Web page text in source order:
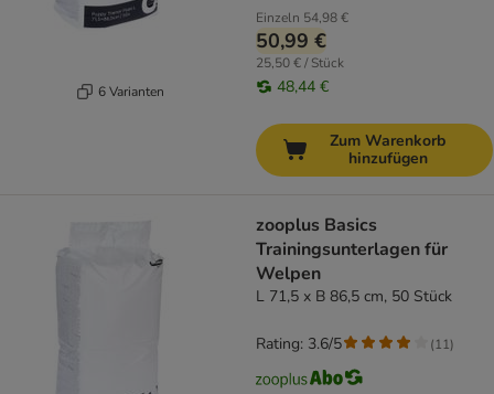
6 Varianten
Einzeln 54,98 €
50,99 €
25,50 € / Stück
48,44 €
Zum Warenkorb
hinzufügen
zooplus Basics
Trainingsunterlagen für
Welpen
L 71,5 x B 86,5 cm, 50 Stück
Rating: 3.6/5 (11)